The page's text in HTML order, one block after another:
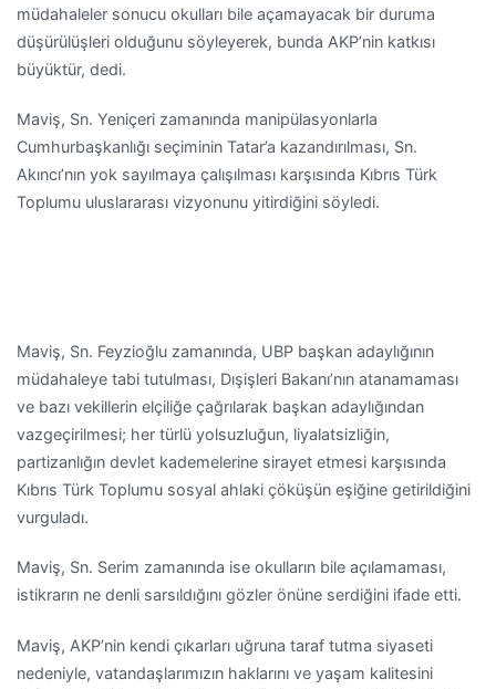
müdahaleler sonucu okulları bile açamayacak bir duruma
düşürülüşleri olduğunu söyleyerek, bunda AKP’nin katkısı
büyüktür, dedi.
Maviş, Sn. Yeniçeri zamanında manipülasyonlarla
Cumhurbaşkanlığı seçiminin Tatar’a kazandırılması, Sn.
Akıncı’nın yok sayılmaya çalışılması karşısında Kıbrıs Türk
Toplumu uluslararası vizyonunu yitirdiğini söyledi.
Maviş, Sn. Feyzioğlu zamanında, UBP başkan adaylığının
müdahaleye tabi tutulması, Dışişleri Bakanı’nın atanamaması
ve bazı vekillerin elçiliğe çağrılarak başkan adaylığından
vazgeçirilmesi; her türlü yolsuzluğun, liyalatsizliğin,
partizanlığın devlet kademelerine sirayet etmesi karşısında
Kıbrıs Türk Toplumu sosyal ahlaki çöküşün eşiğine getirildiğini
vurguladı.
Maviş, Sn. Serim zamanında ise okulların bile açılamaması,
istikrarın ne denli sarsıldığını gözler önüne serdiğini ifade etti.
Maviş, AKP’nin kendi çıkarları uğruna taraf tutma siyaseti
nedeniyle, vatandaşlarımızın haklarını ve yaşam kalitesini